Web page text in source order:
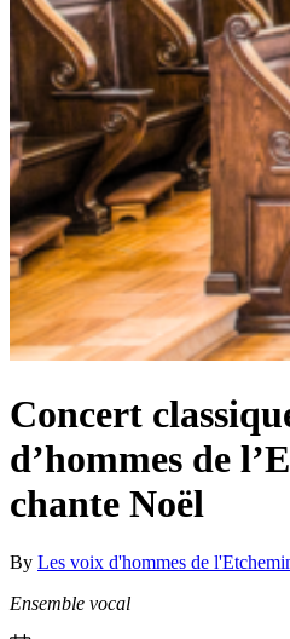
Concert
d’hommes de
chante Noël
By Les voix d'hommes de
Ensemble vocal